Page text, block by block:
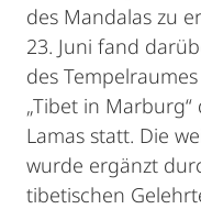
des Mandalas zu
23. Juni fand
des
„Tibet in
Lamas statt. Die
wurde ergänzt
tibetischen